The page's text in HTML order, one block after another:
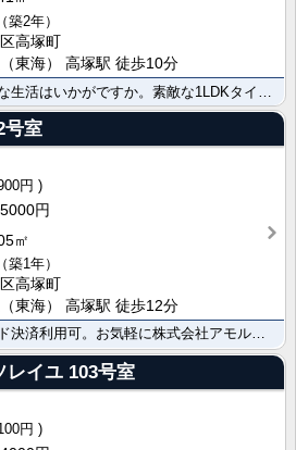
（築2年）
高塚町
東海） 高塚駅 徒歩10分
室
円
円
㎡
（築1年）
高塚町
東海） 高塚駅 徒歩12分
初期費用はクレジットカード決済利用可。お気軽に株式会社アモルテまでお問い合わせください。防犯カメラ ･･･
イユ 103号室
円